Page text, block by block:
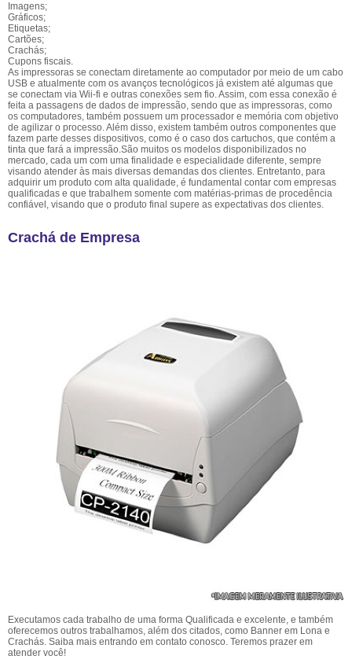
Imagens;
Gráficos;
Etiquetas;
Cartões;
Crachás;
Cupons fiscais.
As impressoras se conectam diretamente ao computador por meio de um cabo
USB e atualmente com os avanços tecnológicos já existem até algumas que
se conectam via Wii-fi e outras conexões sem fio. Assim, com essa conexão é
feita a passagens de dados de impressão, sendo que as impressoras, como
os computadores, também possuem um processador e memória com objetivo
de agilizar o processo. Além disso, existem também outros componentes que
fazem parte desses dispositivos, como é o caso dos cartuchos, que contém a
tinta que fará a impressão.São muitos os modelos disponibilizados no
mercado, cada um com uma finalidade e especialidade diferente, sempre
visando atender às mais diversas demandas dos clientes. Entretanto, para
adquirir um produto com alta qualidade, é fundamental contar com empresas
qualificadas e que trabalhem somente com matérias-primas de procedência
confiável, visando que o produto final supere as expectativas dos clientes.
Crachá de Empresa
Executamos cada trabalho de uma forma Qualificada e excelente, e também
oferecemos outros trabalhamos, além dos citados, como Banner em Lona e
Crachás. Saiba mais entrando em contato conosco. Teremos prazer em
atender você!